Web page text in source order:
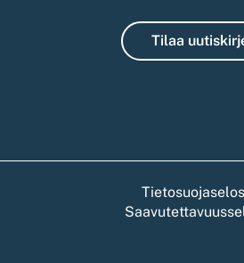
Tilaa